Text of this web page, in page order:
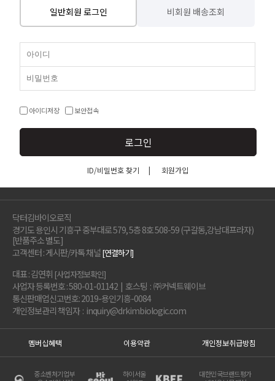
일반회원 로그인 비회원 배송조회
아이디저장 보안접속
로그인
ID/비밀번호 찾기 | 회원가입
닥터김바이오로직
경기도 용인시 기흥구 중부대로 579, 5층 8호 508-59 (구갈동,강남대프라자)
[반품주소 별도]
고객센터 : 게시판/카톡 채널[연결하기]
대표 : 김연휘 [사업자정보확인]
사업자 등록번호 : 580-01-01142 | 호스팅 : ㈜커넥트웨이브
통신판매업신고번호: 2019-용인기흥-0084
개인정보관리 책임자 : inquiry@drkimbiologic.com
멤버십혜택 이용약관 개인정보취급방침
중소벤처기업부
하이서울
대한민국브랜드평가